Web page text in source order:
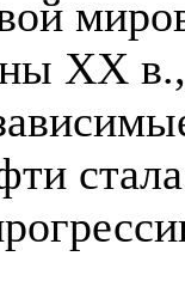
XX